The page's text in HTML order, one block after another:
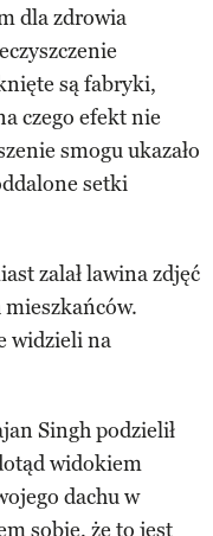
dla zdrowia
są fabryki,
czego efekt nie
smogu ukazało
setki
zalał lawina zdjęć
widzieli na
Singh podzielił
widokiem
dachu w
sobie, że to jest